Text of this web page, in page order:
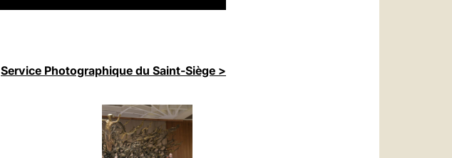
Service Photographique du Saint-Siège >